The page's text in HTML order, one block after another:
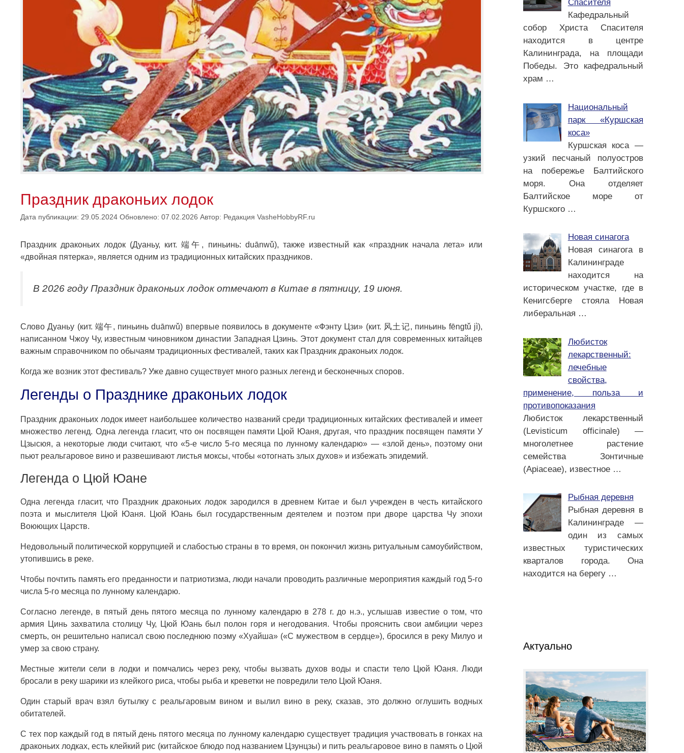
Праздник драконьих лодок
Дата публикации: 29.05.2024 Обновлено: 07.02.2026 Автор: Редакция VasheHobbyRF.ru
Праздник драконьих лодок (Дуаньу, кит. 端午, пиньинь: duānwǔ), также известный как «праздник начала лета» или
«двойная пятерка», является одним из традиционных китайских праздников.
В 2026 году Праздник драконьих лодок отмечают в Китае в пятницу, 19 июня.
Слово Дуаньу (кит. 端午, пиньинь duānwǔ) впервые появилось в документе «Фэнту Цзи» (кит. 风土记, пиньинь fēngtǔ jì),
написанном Чжоу Чу, известным чиновником династии Западная Цзинь. Этот документ стал для современных китайцев
важным справочником по обычаям традиционных фестивалей, таких как Праздник драконьих лодок.
Когда же возник этот фестиваль? Уже давно существует много разных легенд и бесконечных споров.
Легенды о Празднике драконьих лодок
Праздник драконьих лодок имеет наибольшее количество названий среди традиционных китайских фестивалей и имеет
множество легенд. Одна легенда гласит, что он посвящен памяти Цюй Юаня, другая, что праздник посвящен памяти У
Цзысюя, а некоторые люди считают, что «5-е число 5-го месяца по лунному календарю» — «злой день», поэтому они
пьют реальгаровое вино и развешивают листья моксы, чтобы «отогнать злых духов» и избежать эпидемий.
Легенда о Цюй Юане
Одна легенда гласит, что Праздник драконьих лодок зародился в древнем Китае и был учрежден в честь китайского
поэта и мыслителя Цюй Юаня. Цюй Юань был государственным деятелем и поэтом при дворе царства Чу эпохи
Воюющих Царств.
Недовольный политической коррупцией и слабостью страны в то время, он покончил жизнь ритуальным самоубийством,
утопившись в реке.
Чтобы почтить память его преданности и патриотизма, люди начали проводить различные мероприятия каждый год 5-го
числа 5-го месяца по лунному календарю.
Согласно легенде, в пятый день пятого месяца по лунному календарю в 278 г. до н.э., услышав известие о том, что
армия Цинь захватила столицу Чу, Цюй Юань был полон горя и негодования. Чтобы прояснить свои амбиции через
смерть, он решительно написал свою последнюю поэму «Хуайша» («С мужеством в сердце»), бросился в реку Милуо и
умер за свою страну.
Местные жители сели в лодки и помчались через реку, чтобы вызвать духов воды и спасти тело Цюй Юаня. Люди
бросали в реку шарики из клейкого риса, чтобы рыба и креветки не повредили тело Цюй Юаня.
Один старый врач взял бутылку с реальгаровым вином и вылил вино в реку, сказав, это должно оглушить водных
обитателей.
С тех пор каждый год в пятый день пятого месяца по лунному календарю существует традиция участвовать в гонках на
драконьих лодках, есть клейкий рис (китайское блюдо под названием Цзунцзы) и пить реальгаровое вино в память о Цюй
Спасителя
Кафедральный
собор Христа Спасителя
находится в центре
Калининграда, на площади
Победы. Это кафедральный
храм …
Национальный
парк «Куршская
коса»
Куршская коса —
узкий песчаный полуостров
на побережье Балтийского
моря. Она отделяет
Балтийское море от
Куршского …
Новая синагога
Новая синагога в
Калининграде
находится на
историческом участке, где в
Кенигсберге стояла Новая
либеральная …
Любисток
лекарственный:
лечебные
свойства,
применение, польза и
противопоказания
Любисток лекарственный
(Levisticum officinale) —
многолетнее растение
семейства Зонтичные
(Apiaceae), известное …
Рыбная деревня
Рыбная деревня в
Калининграде —
один из самых
известных туристических
кварталов города. Она
находится на берегу …
Актуально